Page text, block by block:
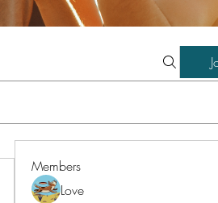
Members
Love